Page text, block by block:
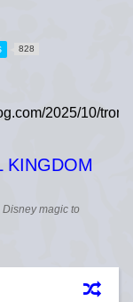
828
KINGDOM
magic to